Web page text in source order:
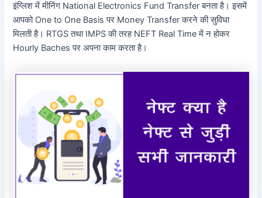
इंग्लिश में मीनिंग National Electronics Fund Transfer बनता है। इसमें
आपको One to One Basis पर Money Transfer करने की सुविधा
मिलती है। RTGS तथा IMPS की तरह NEFT Real Time में न होकर
Hourly Baches पर अपना काम करता है।